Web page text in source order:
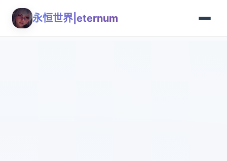
永恒世界|eternum